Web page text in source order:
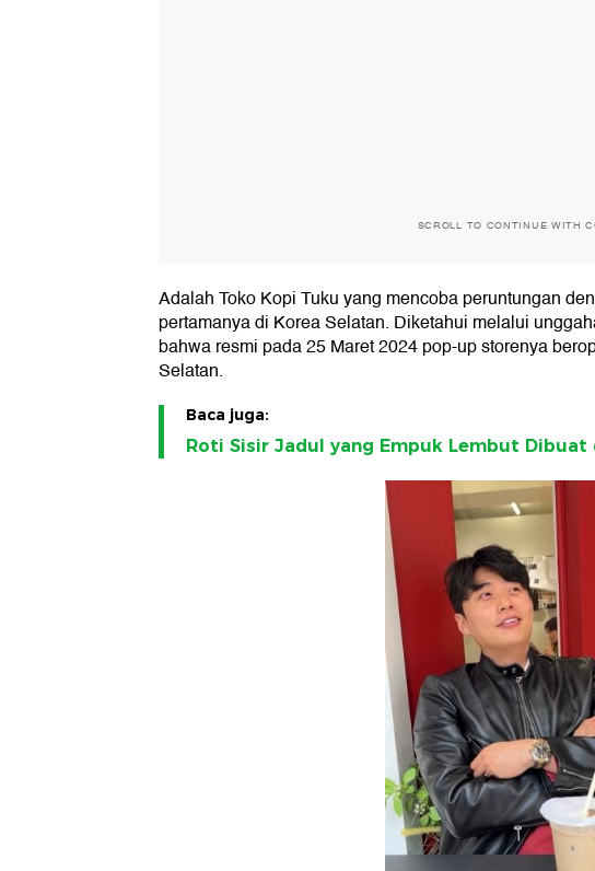
SCROLL TO CONTINUE WITH
Adalah Toko Kopi Tuku yang mencoba peruntungan
pertamanya di Korea Selatan. Diketahui melalui
bahwa resmi pada 25 Maret 2024 pop-up storenya
Selatan.
Baca juga:
Roti Sisir Jadul yang Empuk Lembut Dibuat